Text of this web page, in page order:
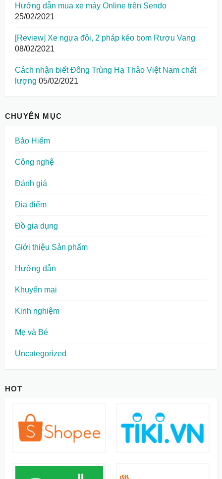
Hướng dẫn mua xe máy Online trên Sendo
25/02/2021
[Review] Xe ngựa đôi, 2 pháp kéo bom Rượu Vang
08/02/2021
Cách nhận biết Đông Trùng Hạ Thảo Việt Nam chất
lượng 05/02/2021
CHUYÊN MỤC
Bảo Hiểm
Công nghệ
Đánh giá
Địa điểm
Đồ gia dụng
Giới thiệu Sản phẩm
Hướng dẫn
Khuyến mại
Kinh nghiệm
Mẹ và Bé
Uncategorized
HOT